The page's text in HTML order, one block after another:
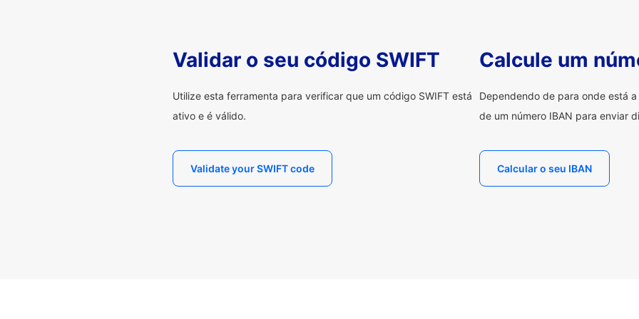
Validar o seu código SWIFT
Utilize esta ferramenta para verificar que um código SWIFT está
ativo e é válido.
Validate your SWIFT code
Calcule um
Dependendo de para onde está
de um número IBAN para enviar
Calcular o seu IBAN